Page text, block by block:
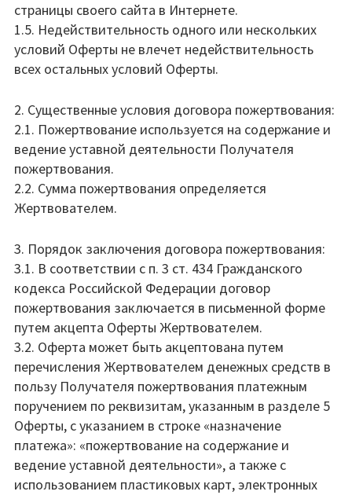
страницы своего сайта в Интернете.
1.5. Недействительность одного или нескольких
условий Оферты не влечет недействительность
всех остальных условий Оферты.
2. Существенные условия договора пожертвования:
2.1. Пожертвование используется на содержание и
ведение уставной деятельности Получателя
пожертвования.
2.2. Сумма пожертвования определяется
Жертвователем.
3. Порядок заключения договора пожертвования:
3.1. В соответствии с п. 3 ст. 434 Гражданского
кодекса Российской Федерации договор
пожертвования заключается в письменной форме
путем акцепта Оферты Жертвователем.
3.2. Оферта может быть акцептована путем
перечисления Жертвователем денежных средств в
пользу Получателя пожертвования платежным
поручением по реквизитам, указанным в разделе 5
Оферты, с указанием в строке «назначение
платежа»: «пожертвование на содержание и
ведение уставной деятельности», а также с
использованием пластиковых карт, электронных